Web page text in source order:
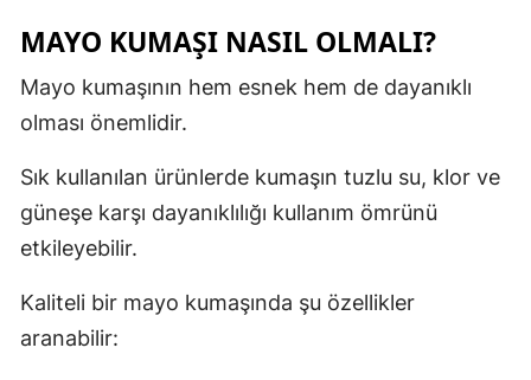
MAYO KUMAŞI NASIL OLMALI?
Mayo kumaşının hem esnek hem de dayanıklı
olması önemlidir.
Sık kullanılan ürünlerde kumaşın tuzlu su, klor ve
güneşe karşı dayanıklılığı kullanım ömrünü
etkileyebilir.
Kaliteli bir mayo kumaşında şu özellikler
aranabilir: